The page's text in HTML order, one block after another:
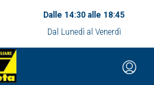
Dalle 14:30 alle 18:45
Dal Lunedì al Venerdì